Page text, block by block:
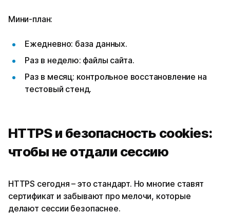
Мини-план:
Ежедневно: база данных.
Раз в неделю: файлы сайта.
Раз в месяц: контрольное восстановление на
тестовый стенд.
HTTPS и безопасность cookies:
чтобы не отдали сессию
HTTPS сегодня – это стандарт. Но многие ставят
сертификат и забывают про мелочи, которые
делают сессии безопаснее.